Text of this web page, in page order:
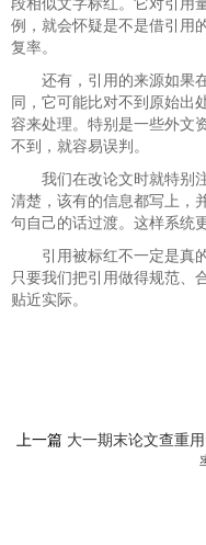
例，就会怀疑是不是借引用
复率。
还有，引用的来源如果
同，它可能比对不到原始出
容来处理。特别是一些外文
不到，就容易误判。
我们在改论文时就特别
清楚，该有的信息都写上，
句自己的话过渡。这样系统
引用被标红不一定是真
只要我们把引用做得规范、
贴近实际。
上一篇 大一期末论文查重